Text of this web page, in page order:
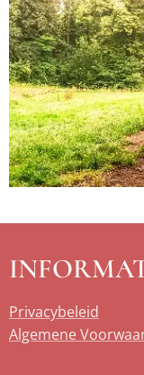
Privacybeleid
Algemene